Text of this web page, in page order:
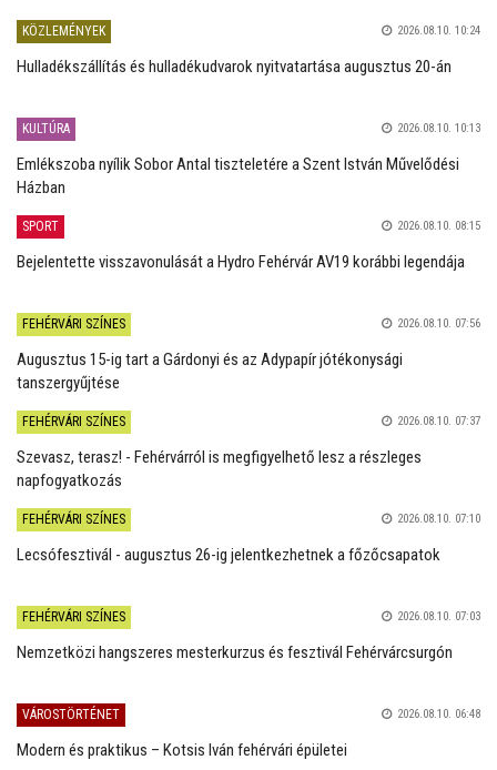
KÖZLEMÉNYEK 2026.08.10. 10:24
Hulladékszállítás és hulladékudvarok nyitvatartása augusztus 20-án
KULTÚRA 2026.08.10. 10:13
Emlékszoba nyílik Sobor Antal tiszteletére a Szent István Művelődési
Házban
SPORT 2026.08.10. 08:15
Bejelentette visszavonulását a Hydro Fehérvár AV19 korábbi legendája
FEHÉRVÁRI SZÍNES 2026.08.10. 07:56
Augusztus 15-ig tart a Gárdonyi és az Adypapír jótékonysági
tanszergyűjtése
FEHÉRVÁRI SZÍNES 2026.08.10. 07:37
Szevasz, terasz! - Fehérvárról is megfigyelhető lesz a részleges
napfogyatkozás
FEHÉRVÁRI SZÍNES 2026.08.10. 07:10
Lecsófesztivál - augusztus 26-ig jelentkezhetnek a főzőcsapatok
FEHÉRVÁRI SZÍNES 2026.08.10. 07:03
Nemzetközi hangszeres mesterkurzus és fesztivál Fehérvárcsurgón
VÁROSTÖRTÉNET 2026.08.10. 06:48
Modern és praktikus – Kotsis Iván fehérvári épületei